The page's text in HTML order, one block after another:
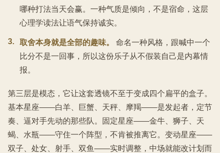
哪种打法当天会赢。一种气质是倾向，不是宿命，这层
心理学读法让语气保持诚实。
3. 取舍本身就是全部的趣味。
命名一种风格，跟喊中一个
比分不是一回事，所以这份乐子从不假装自己是内幕情
报。
第三层是模态，它让这套透镜不至于变成四个扁平的盒子。
基本星座——白羊、巨蟹、天秤、摩羯——是发起者，定节
奏、逼对手先动的那些队。固定星座——金牛、狮子、天
蝎、水瓶——守住一个阵型，不肯被推离它。变动星座——
双子、处女、射手、双鱼——实时调整，中场就能改计划而